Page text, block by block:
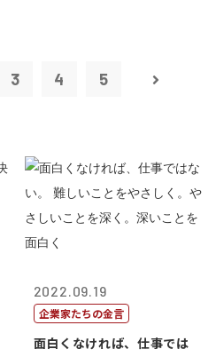
3 4 5
2022.09.19
企業家たちの金言
面白くなければ、仕事では